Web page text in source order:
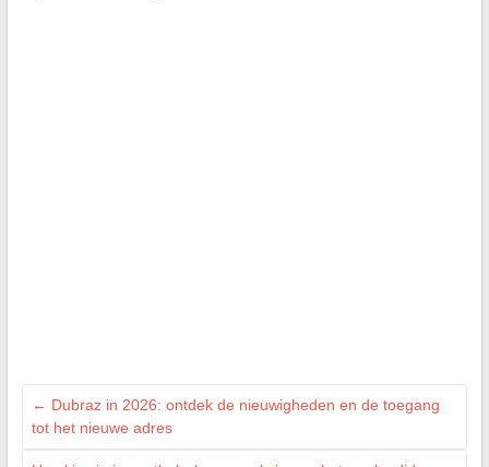
← Dubraz in 2026: ontdek de nieuwigheden en de toegang
tot het nieuwe adres